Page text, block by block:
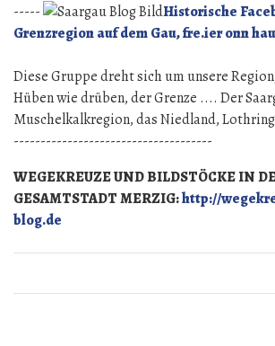
-----
Historische
Grenzregion auf dem Gau, fre.ier onn
Diese Gruppe dreht sich um unsere
Hüben wie drüben, der Grenze .... Der
Muschelkalkregion, das Niedland,
-------------------------------------
WEGEKREUZE UND BILDSTÖCKE IN
GESAMTSTADT MERZIG:http://
blog.de